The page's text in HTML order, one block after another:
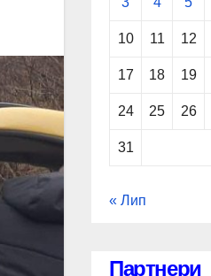
10 11 12
17 18 19
24 25 26
31
« Лип
Партнери